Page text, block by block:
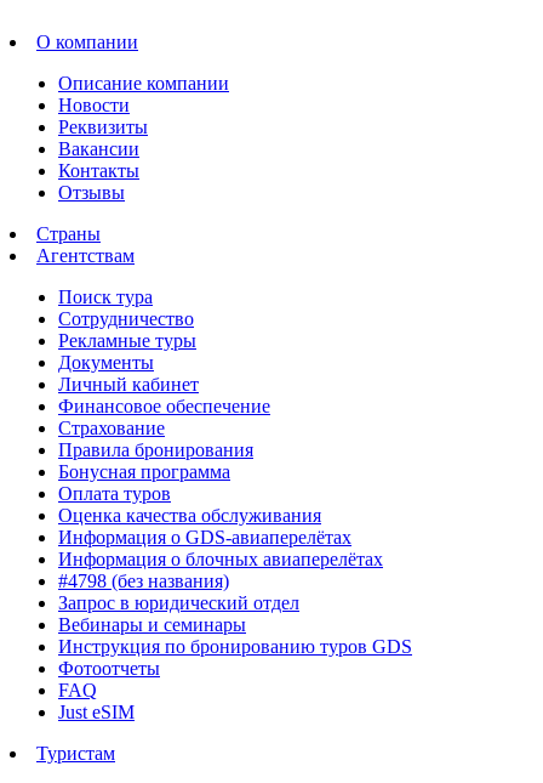
О компании
Описание компании
Новости
Реквизиты
Вакансии
Контакты
Отзывы
Страны
Агентствам
Поиск тура
Сотрудничество
Рекламные туры
Документы
Личный кабинет
Финансовое обеспечение
Страхование
Правила бронирования
Бонусная программа
Оплата туров
Оценка качества обслуживания
Информация о GDS-авиаперелётах
Информация о блочных авиаперелётах
#4798 (без названия)
Запрос в юридический отдел
Вебинары и семинары
Инструкция по бронированию туров GDS
Фотоотчеты
FAQ
Just eSIM
Туристам